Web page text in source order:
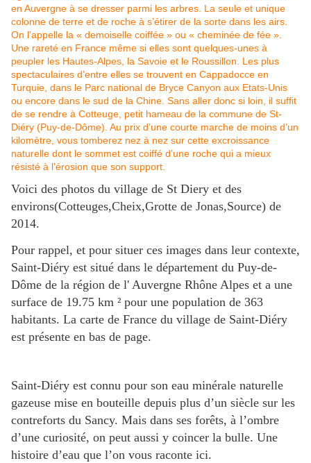
Voici des photos du village de St Diery et des
environs(Cotteuges,Cheix,Grotte de Jonas,Source) de
2014.
Pour rappel, et pour situer ces images dans leur contexte,
Saint-Diéry est situé dans le département du Puy-de-
Dôme de la région de l' Auvergne Rhône Alpes et a une
surface de 19.75 km ² pour une population de 363
habitants. La carte de France du village de Saint-Diéry
est présente en bas de page.
Saint-Diéry est connu pour son eau minérale naturelle
gazeuse mise en bouteille depuis plus d’un siècle sur les
contreforts du Sancy. Mais dans ses forêts, à l’ombre
d’une curiosité, on peut aussi y coincer la bulle. Une
histoire d’eau que l’on vous raconte ici.